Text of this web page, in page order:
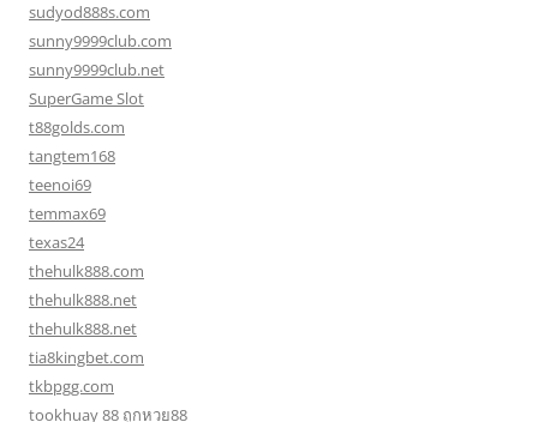
sudyod888s.com
sunny9999club.com
sunny9999club.net
SuperGame Slot
t88golds.com
tangtem168
teenoi69
temmax69
texas24
thehulk888.com
thehulk888.net
thehulk888.net
tia8kingbet.com
tkbpgg.com
tookhuay 88 ถูกหวย88